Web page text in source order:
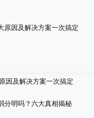
因及解决方案一次搞定